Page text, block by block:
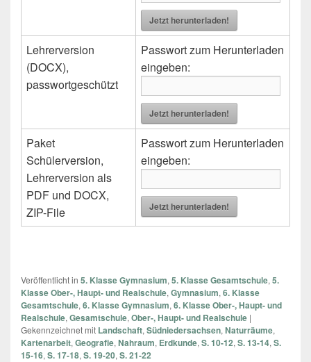
Jetzt herunterladen!
Lehrerversion
(DOCX),
passwortgeschützt
Passwort zum Herunterladen
eingeben:
Jetzt herunterladen!
Paket
Schülerversion,
Lehrerversion als
PDF und DOCX,
ZIP-File
Passwort zum Herunterladen
eingeben:
Jetzt herunterladen!
Veröffentlicht in 5. Klasse Gymnasium, 5. Klasse Gesamtschule, 5.
Klasse Ober-, Haupt- und Realschule, Gymnasium, 6. Klasse
Gesamtschule, 6. Klasse Gymnasium, 6. Klasse Ober-, Haupt- und
Realschule, Gesamtschule, Ober-, Haupt- und Realschule |
Gekennzeichnet mit Landschaft, Südniedersachsen, Naturräume,
Kartenarbeit, Geografie, Nahraum, Erdkunde, S. 10-12, S. 13-14, S.
15-16, S. 17-18, S. 19-20, S. 21-22